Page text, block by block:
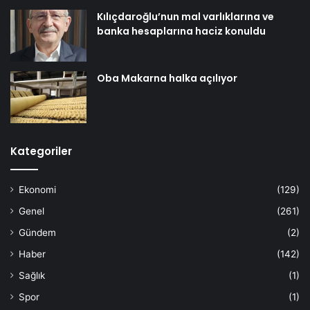
Kılıçdaroğlu’nun mal varlıklarına ve
banka hesaplarına haciz konuldu
Oba Makarna halka açılıyor
Kategoriler
Ekonomi
(129)
Genel
(261)
Gündem
(2)
Haber
(142)
Sağlık
(1)
Spor
(1)